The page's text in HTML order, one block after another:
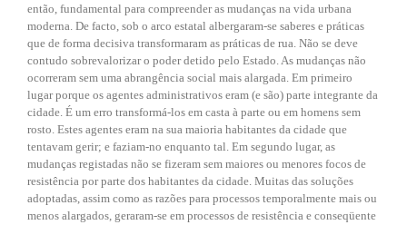
então, fundamental para compreender as mudanças na vida urbana
moderna. De facto, sob o arco estatal albergaram-se saberes e práticas
que de forma decisiva transformaram as práticas de rua. Não se deve
contudo sobrevalorizar o poder detido pelo Estado. As mudanças não
ocorreram sem uma abrangência social mais alargada. Em primeiro
lugar porque os agentes administrativos eram (e são) parte integrante da
cidade. É um erro transformá-los em casta à parte ou em homens sem
rosto. Estes agentes eram na sua maioria habitantes da cidade que
tentavam gerir; e faziam-no enquanto tal. Em segundo lugar, as
mudanças registadas não se fizeram sem maiores ou menores focos de
resistência por parte dos habitantes da cidade. Muitas das soluções
adoptadas, assim como as razões para processos temporalmente mais ou
menos alargados, geraram-se em processos de resistência e conseqüente